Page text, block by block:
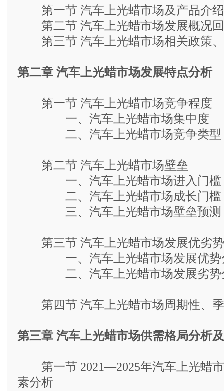
第一节 汽车上光蜡市场及产品介绍
第二节 汽车上光蜡市场发展概况
第三节 汽车上光蜡市场相关政策、
第二章 汽车上光蜡市场发展特点分析
第一节 汽车上光蜡市场竞争程度
一、汽车上光蜡市场集中度
二、汽车上光蜡市场竞争类型
第二节 汽车上光蜡市场壁垒
一、汽车上光蜡市场进入门槛
二、汽车上光蜡市场成长门槛
三、汽车上光蜡市场壁垒预测
第三节 汽车上光蜡市场发展优劣
一、汽车上光蜡市场发展优势
二、汽车上光蜡市场发展劣势
第四节 汽车上光蜡市场周期性、季
第三章 汽车上光蜡市场供需格局分析
第一节 2021—2025年汽车上光蜡市
素分析